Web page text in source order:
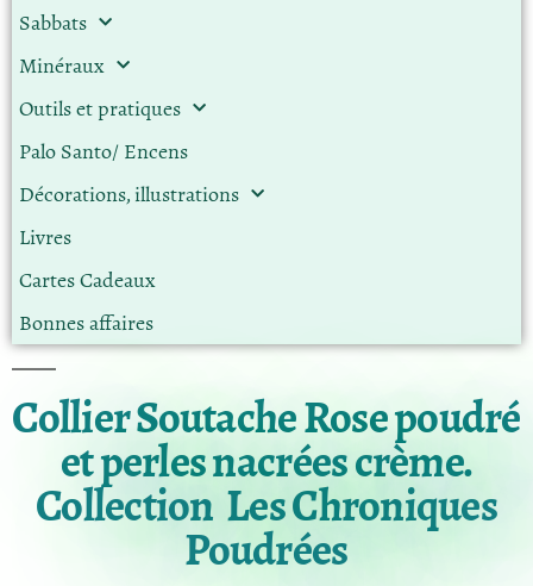
Sabbats
Minéraux
Outils et pratiques
Palo Santo/ Encens
Décorations, illustrations
Livres
Cartes Cadeaux
Bonnes affaires
Collier Soutache Rose poudré
et perles nacrées crème.
Collection Les Chroniques
Poudrées